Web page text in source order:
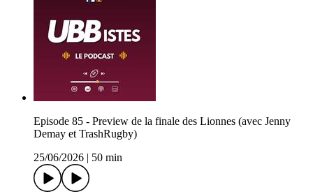
Episode 85 - Preview de la finale des Lionnes (avec Jenny
Demay et TrashRugby)
25/06/2026
50 min